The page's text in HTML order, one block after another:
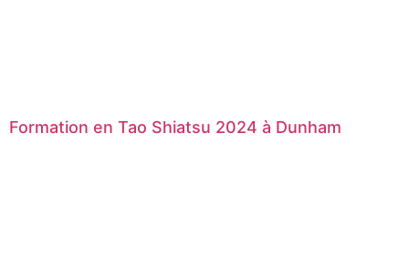
Formation en Tao Shiatsu 2024 à Dunham